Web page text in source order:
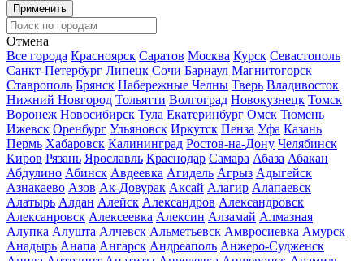
Применить
Отмена
Все города Красноярск Саратов Москва Курск Севастополь
Санкт-Петербург Липецк Сочи Барнаул Магнитогорск
Ставрополь Брянск Набережные Челны Тверь Владивосток
Нижний Новгород Тольятти Волгоград Новокузнецк Томск
Воронеж Новосибирск Тула Екатеринбург Омск Тюмень
Ижевск Оренбург Ульяновск Иркутск Пенза Уфа Казань
Пермь Хабаровск Калининград Ростов-на-Дону Челябинск
Киров Рязань Ярославль Краснодар Самара Абаза Абакан
Абдулино Абинск Авдеевка Агидель Агрыз Адыгейск
Азнакаево Азов Ак-Довурак Аксай Алагир Алапаевск
Алатырь Алдан Алейск Александров Александровск
Алексанровск Алексеевка Алексин Алзамай Алмазная
Алупка Алушта Алчевск Альметьевск Амвросиевка Амурск
Анадырь Анапа Ангарск Андреаполь Анжеро-Судженск